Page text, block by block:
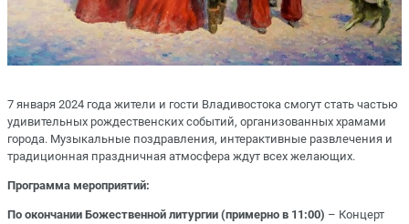
7 января 2024 года жители и гости Владивостока смогут стать частью
удивительных рождественских событий, организованных храмами
города. Музыкальные поздравления, интерактивные развлечения и
традиционная праздничная атмосфера ждут всех желающих.
Программа мероприятий:
По окончании Божественной литургии (примерно в 11:00) – Концерт